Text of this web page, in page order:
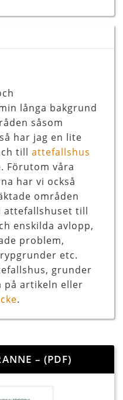
långa bakgrund
såsom
har jag en lite
till attefallshus
Förutom våra
har vi också
områden
attefallshuset till
enskilda avlopp,
problem,
etc.
grunder
på artikeln eller
.
– (PDF)